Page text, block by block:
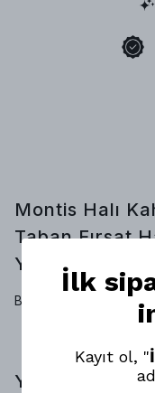
Montis Halı
Taban Fırsat
Yorumlar
Bu ürün için henüz
Yorumlar
İlk
Kayıt ol, "